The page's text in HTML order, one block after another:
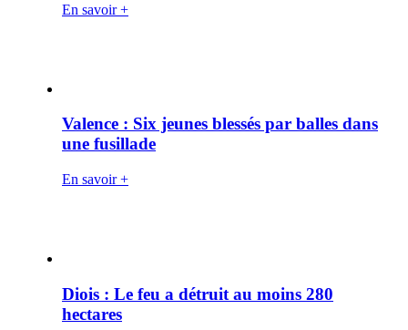
En savoir +
Valence : Six jeunes blessés par balles dans
une fusillade
En savoir +
Diois : Le feu a détruit au moins 280
hectares